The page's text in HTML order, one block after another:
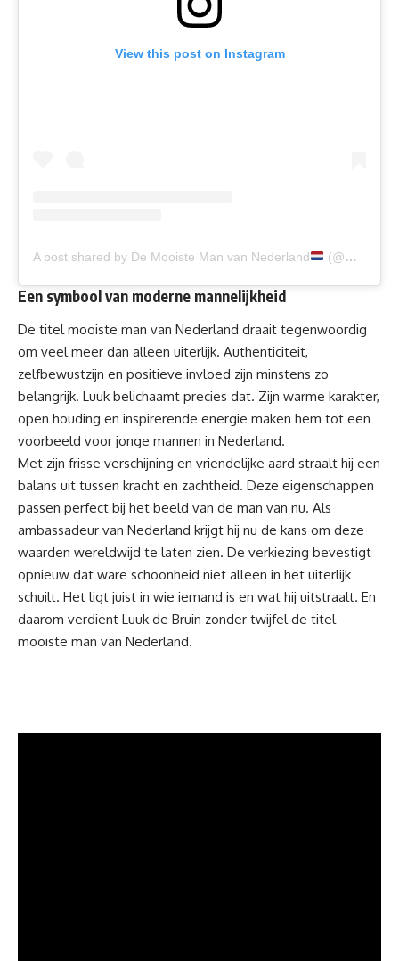
View this post on Instagram
A post shared by De Mooiste Man van Nederland (@mistersofthenetherlands)
Een symbool van moderne mannelijkheid
De titel mooiste man van Nederland draait tegenwoordig
om veel meer dan alleen uiterlijk. Authenticiteit,
zelfbewustzijn en positieve invloed zijn minstens zo
belangrijk. Luuk belichaamt precies dat. Zijn warme karakter,
open houding en inspirerende energie maken hem tot een
voorbeeld voor jonge mannen in Nederland.
Met zijn frisse verschijning en vriendelijke aard straalt hij een
balans uit tussen kracht en zachtheid. Deze eigenschappen
passen perfect bij het beeld van de man van nu. Als
ambassadeur van Nederland krijgt hij nu de kans om deze
waarden wereldwijd te laten zien. De verkiezing bevestigt
opnieuw dat ware schoonheid niet alleen in het uiterlijk
schuilt. Het ligt juist in wie iemand is en wat hij uitstraalt. En
daarom verdient Luuk de Bruin zonder twijfel de titel
mooiste man van Nederland.